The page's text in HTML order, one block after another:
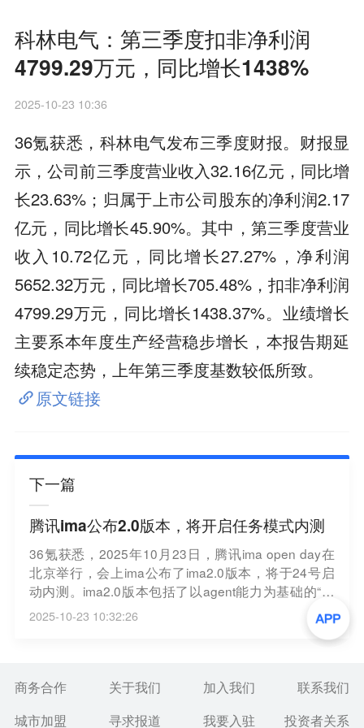
科林电气：第三季度扣非净利润
4799.29万元，同比增长1438%
2025-10-23 10:36
36氪获悉，科林电气发布三季度财报。财报显
示，公司前三季度营业收入32.16亿元，同比增
长23.63%；归属于上市公司股东的净利润2.17
亿元，同比增长45.90%。其中，第三季度营业
收入10.72亿元，同比增长27.27%，净利润
5652.32万元，同比增长705.48%，扣非净利润
4799.29万元，同比增长1438.37%。业绩增长
主要系本年度生产经营稳步增长，本报告期延
续稳定态势，上年第三季度基数较低所致。
原文链接
下一篇
腾讯ima公布2.0版本，将开启任务模式内测
36氪获悉，2025年10月23日，腾讯ima open day在
北京举行，会上ima公布了ima2.0版本，将于24号启
动内测。ima2.0版本包括了以agent能力为基础的“任
务模式”，以及知识库“AI要点”等功能。升级后的ima，
将成为能理解目标、执行任务、产出结果的“共事伙
2025-10-23 10:32:26
商务合作 关于我们 加入我们
联系我们
城市加盟
寻求报道 我要入驻 投资者关系